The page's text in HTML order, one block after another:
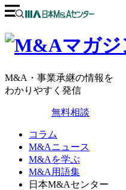
M&A・事業承継の情報を
わかりやすく発信
無料相談
コラム
M&Aニュース
M&Aを学ぶ
M&A用語集
日本M&Aセンター